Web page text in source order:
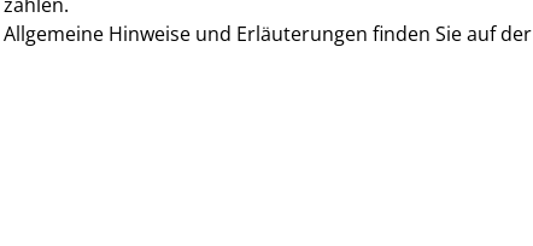
Allgemeine Hinweise und Erläuterungen finden Sie auf der